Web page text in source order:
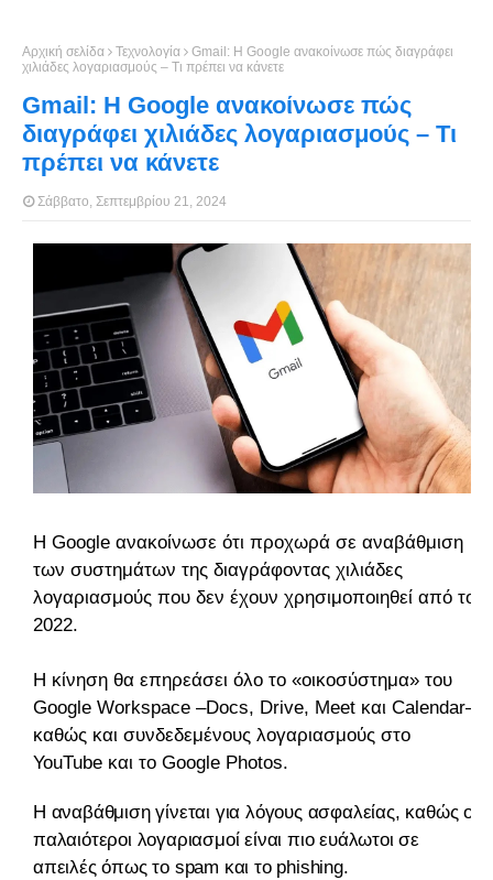
Αρχική σελίδα Τεχνολογία
Gmail: Η Google ανακοίνωσε πώς διαγράφει
χιλιάδες λογαριασμούς – Τι πρέπει να κάνετε
Gmail: Η Google ανακοίνωσε πώς
διαγράφει χιλιάδες λογαριασμούς – Τι
πρέπει να κάνετε
Σάββατο, Σεπτεμβρίου 21, 2024
Η Google ανακοίνωσε ότι προχωρά σε αναβάθμιση
των συστημάτων της διαγράφοντας χιλιάδες
λογαριασμούς που δεν έχουν χρησιμοποιηθεί από το
2022.
Η κίνηση θα επηρεάσει όλο το «οικοσύστημα» του
Google Workspace –Docs, Drive, Meet και Calendar–
καθώς και συνδεδεμένους λογαριασμούς στο
YouTube και το Google Photos.
Η αναβάθμιση γίνεται για λόγους ασφαλείας, καθώς οι
παλαιότεροι λογαριασμοί είναι πιο ευάλωτοι σε
απειλές όπως το spam και το phishing.